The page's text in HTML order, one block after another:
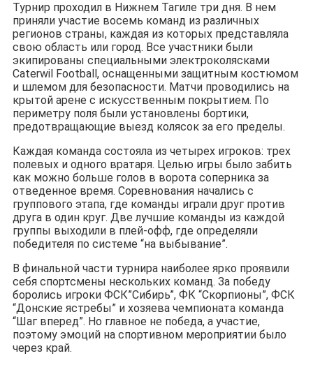
Турнир проходил в Нижнем Тагиле три дня. В нем
приняли участие восемь команд из различных
регионов страны, каждая из которых представляла
свою область или город. Все участники были
экипированы специальными электроколясками
Caterwil Football, оснащенными защитным костюмом
и шлемом для безопасности. Матчи проводились на
крытой арене с искусственным покрытием. По
периметру поля были установлены бортики,
предотвращающие выезд колясок за его пределы.
Каждая команда состояла из четырех игроков: трех
полевых и одного вратаря. Целью игры было забить
как можно больше голов в ворота соперника за
отведенное время. Соревнования начались с
группового этапа, где команды играли друг против
друга в один круг. Две лучшие команды из каждой
группы выходили в плей-офф, где определяли
победителя по системе “на выбывание”.
В финальной части турнира наиболее ярко проявили
себя спортсмены нескольких команд. За победу
боролись игроки ФСК”Сибирь”, ФК “Скорпионы”, ФСК
“Донские ястребы” и хозяева чемпионата команда
“Шаг вперед”. Но главное не победа, а участие,
поэтому эмоций на спортивном мероприятии было
через край.